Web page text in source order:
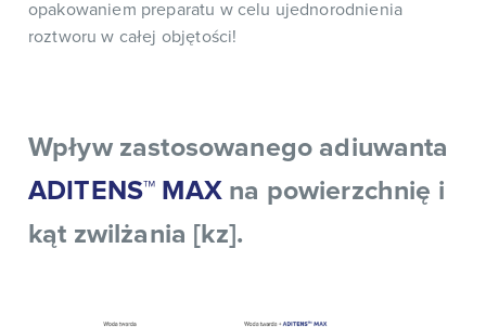
opakowaniem preparatu w celu ujednorodnienia
roztworu w całej objętości!
Wpływ zastosowanego adiuwanta
ADITENS™ MAXna powierzchnię i
kąt zwilżania [kz].